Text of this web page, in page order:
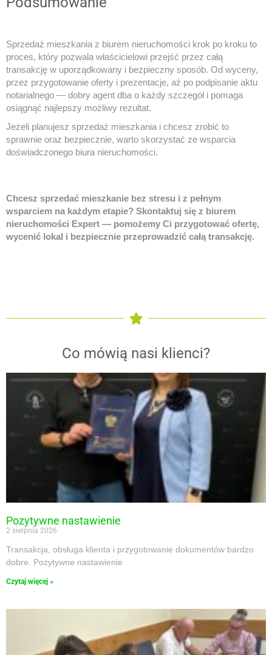
Sprzedaż mieszkania z biurem nieruchomości krok po kroku to
proces, który pozwala właścicielowi przejść przez całą
transakcję w uporządkowany i bezpieczny sposób. Od wyceny,
przez przygotowanie oferty i prezentacje, aż po podpisanie aktu
notarialnego — dobry agent dba o każdy szczegół i pomaga
osiągnąć najlepszy możliwy rezultat.
Jeżeli planujesz sprzedaż mieszkania i chcesz zrobić to
sprawnie oraz bezpiecznie, warto skorzystać ze wsparcia
doświadczonego biura nieruchomości.
Chcesz sprzedać mieszkanie bez stresu i z pełnym
wsparciem na każdym etapie? Skontaktuj się z biurem
nieruchomości Expert — pomożemy Ci przygotować ofertę,
wycenić lokal i bezpiecznie przeprowadzić całą transakcję.
Co mówią nasi klienci?
Pozytywne nastawienie
2 sierpnia 2026
Transakcja, obsługa klienta i przygotowanie dokumentów bardzo
dobre. Pozytywne nastawienie
Czytaj więcej »